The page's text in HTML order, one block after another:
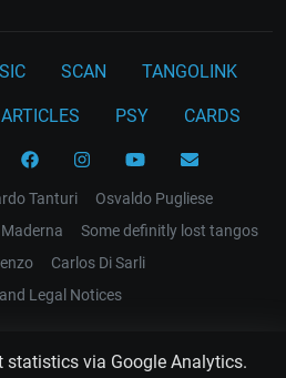
statistics via Google Analytics.
SCAN TANGOLINK
ARTICLES PSY CARDS
Tanturi
Osvaldo Pugliese
Some definitly lost tangos
Carlos Di Sarli
Legal Notices
TANGO